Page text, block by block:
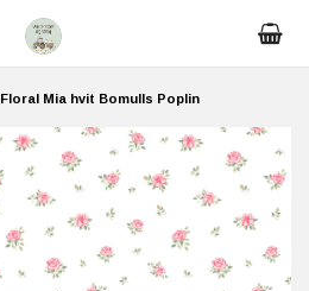
Floral Mia hvit Bomulls Poplin